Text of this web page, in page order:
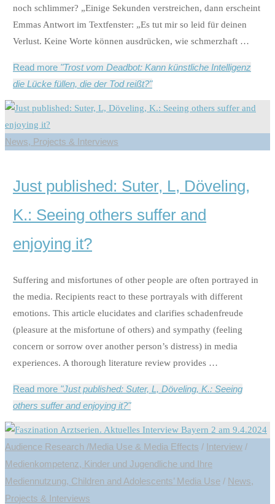
noch schlimmer? „Einige Sekunden verstreichen, dann erscheint
Emmas Antwort im Textfenster: „Es tut mir so leid für deinen
Verlust. Keine Worte können ausdrücken, wie schmerzhaft …
Read more "Trost vom Deadbot: Kann künstliche Intelligenz
die Lücke füllen, die der Tod reißt?"
News, Projects & Interviews
Just published: Suter, L, Döveling,
K.: Seeing others suffer and
enjoying it?
Suffering and misfortunes of other people are often portrayed in
the media. Recipients react to these portrayals with different
emotions. This article elucidates and clarifies schadenfreude
(pleasure at the misfortune of others) and sympathy (feeling
concern or sorrow over another person’s distress) in media
experiences. A thorough literature review provides …
Read more "Just published: Suter, L, Döveling, K.: Seeing
others suffer and enjoying it?"
Audience Research /Media Use & Media Effects / Interview /
Medienkompetenz, Kinder und Jugendliche und Ihre
Mediennutzung, Children and Adolescents’ Media Use / News,
Projects & Interviews